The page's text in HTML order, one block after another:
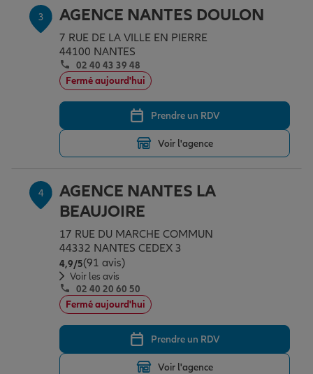
Garantie des accidents de la vie
Retraite
Tous nos devis d'assurance
3 AGENCE NANTES DOULON
7 RUE DE LA VILLE EN PIERRE
44100 NANTES
02 40 43 39 48
Fermé aujourd'hui
Prendre un RDV
Voir l'agence
4
AGENCE NANTES LA
BEAUJOIRE
17 RUE DU MARCHE COMMUN
44332 NANTES CEDEX 3
4,9/5Note de 4.9 sur 5
(91 avis)
Voir les avis
02 40 20 60 50
Fermé aujourd'hui
Prendre un RDV
Voir l'agence